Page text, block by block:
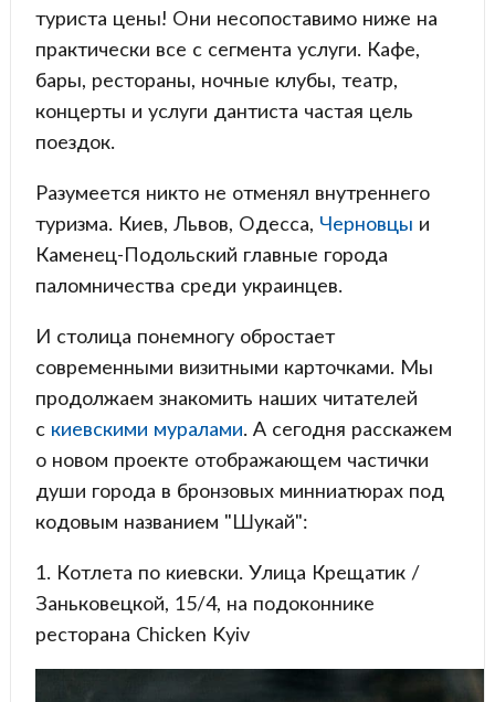
туриста цены! Они несопоставимо ниже на
практически все с сегмента услуги. Кафе,
бары, рестораны, ночные клубы, театр,
концерты и услуги дантиста частая цель
поездок.
Разумеется никто не отменял внутреннего
туризма. Киев, Львов, Одесса, Черновцы и
Каменец-Подольский главные города
паломничества среди украинцев.
И столица понемногу обростает
современными визитными карточками. Мы
продолжаем знакомить наших читателей
скиевскими муралами. А сегодня расскажем
о новом проекте отображающем частички
души города в бронзовых минниатюрах под
кодовым названием "Шукай":
1. Котлета по киевски. Улица Крещатик /
Заньковецкой, 15/4, на подоконнике
ресторана Chicken Kyiv